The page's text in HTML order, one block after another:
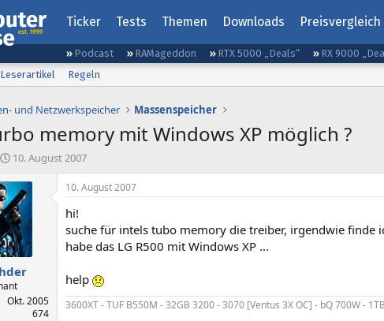
Ticker Tests Themen Downloads Preisvergleich
Podcast RAMageddon RTX 5000 „Deals“ RX 9000
Leserartikel Regeln
und Netzwerkspeicher Massenspeicher
memory mit Windows XP möglich ?
E
s
t
e
l
l
t
a
m
10. August 2007
Okt. 2005
674
10. August 2007
hi!
suche für intels tubo memory die treiber, irgendwie finde
habe das LG R500 mit Windows XP ...
help
3600XT - TUF B550M - 32GB 3200 - 3070 [Ventus 3X OC] - bQ 700W -